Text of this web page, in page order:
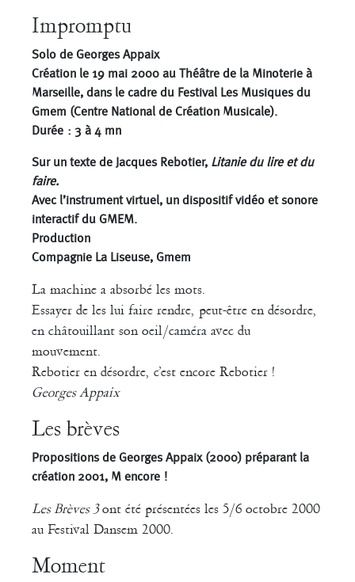
Impromptu
Solo de Georges Appaix
Création le 19 mai 2000 au Théâtre de la Minoterie à
Marseille, dans le cadre du Festival Les Musiques du
Gmem (Centre National de Création Musicale).
Durée : 3 à 4 mn
Sur un texte de Jacques Rebotier, Litanie du lire et du
faire.
Avec l’instrument virtuel, un dispositif vidéo et sonore
interactif du GMEM.
Production
Compagnie La Liseuse, Gmem
La machine a absorbé les mots.
Essayer de les lui faire rendre, peut-être en désordre,
en châtouillant son oeil/caméra avec du
mouvement.
Rebotier en désordre, c’est encore Rebotier !
Georges Appaix
Les brèves
Propositions de Georges Appaix (2000) préparant la
création 2001, M encore !
Les Brèves 3ont été présentées les 5/6 octobre 2000
au Festival Dansem 2000.
Moment